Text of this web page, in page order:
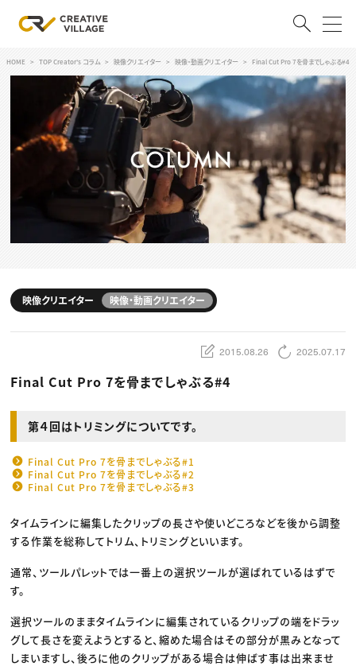
ログイン 会員登録
クリエイター求人を探す
CREATIVE JOB求人検索
採用説明会
スキルアップしたい！
デザイン
編集・ライティング
マーケティング
お役立ち基礎知識
TOP Creator’s コラム
Webクリエイター
アプリクリエイター
マーケッター
クリエイターインタビュー
セミナー
ニュース・トレンド
Web
映像
ゲーム・エンタメ
広告
CREATIVE VILLAGEからのお知らせ
HOME TOP Creator's コラム 映像クリエイター 映像・動画クリエイター Final Cut Pro 7を骨までしゃぶる#4
映像クリエイター 映像・動画クリエイター
2015.08.26 2025.07.17
Final Cut Pro 7を骨までしゃぶる#4
第４回はトリミングについてです。
Final Cut Pro 7を骨までしゃぶる#1
Final Cut Pro 7を骨までしゃぶる#2
Final Cut Pro 7を骨までしゃぶる#3
タイムラインに編集したクリップの長さや使いどころなどを後から調整
する作業を総称してトリム、トリミングといいます。
通常、ツールパレットでは一番上の選択ツールが選ばれているはずで
す。
選択ツールのままタイムラインに編集されているクリップの端をドラッ
グして長さを変えようとすると、縮めた場合はその部分が黒みとなって
しまいますし、後ろに他のクリップがある場合は伸ばす事は出来ませ